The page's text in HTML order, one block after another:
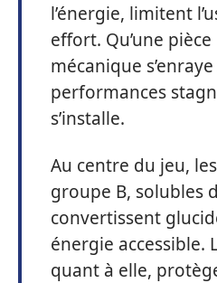
l’énergie, limitent
effort. Qu’une
mécanique
performances
s’installe.
Au centre du jeu,
groupe B, solubles
convertissent
énergie accessible.
quant à elle,